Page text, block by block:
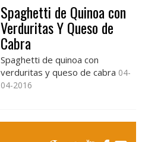
Spaghetti de Quinoa con
Verduritas Y Queso de
Cabra
Spaghetti de quinoa con
verduritas y queso de cabra 04-
04-2016